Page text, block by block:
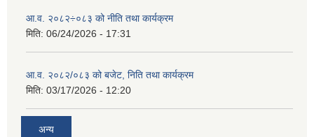
आ.व. २०८२÷०८३ को नीति तथा कार्यक्रम
मिति: 06/24/2026 - 17:31
आ.व. २०८२/०८३ को बजेट, निति तथा कार्यक्रम
मिति: 03/17/2026 - 12:20
अन्य